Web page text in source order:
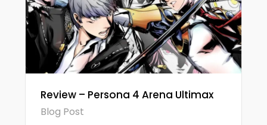
Review – Persona 4 Arena Ultimax
Blog Post